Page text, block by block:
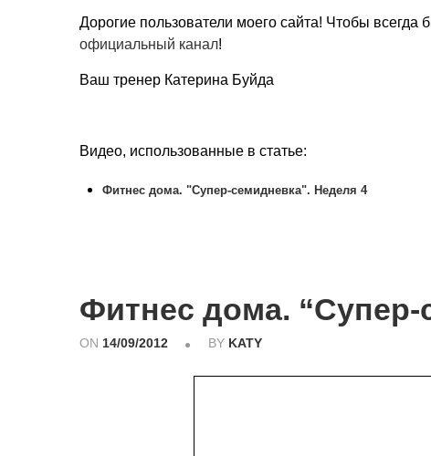
Дорогие пользователи моего сайта! Чтобы
официальный канал!
Ваш тренер Катерина Буйда
Видео, использованные в статье:
Фитнес дома. "Супер-семидневка". Неделя 4
Фитнес дома.
ON 14/09/2012 BY KATY